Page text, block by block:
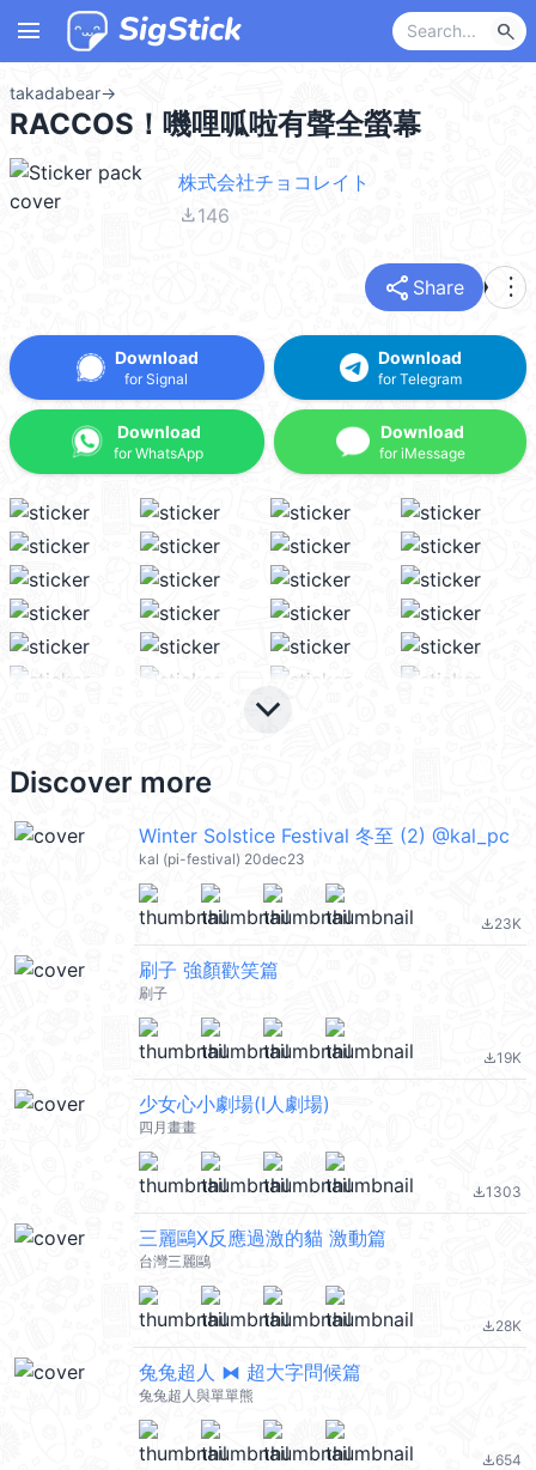
menu search
takadabear→
RACCOS！嘰哩呱啦有聲全螢幕
株式会社チョコレイト
file_download146
share Share more_vert
Download
for Signal
Download
for WhatsApp
Download
for Telegram
Download
for iMessage
keyboard_arrow_down
Discover more
Winter Solstice Festival 冬至 (2) @kal_pc
kal (pi-festival) 20dec23
file_download23K
刷子 強顏歡笑篇
刷子
file_download19K
少女心小劇場(I人劇場)
四月畫畫
file_download1303
三麗鷗X反應過激的貓 激動篇
台灣三麗鷗
file_download28K
兔兔超人 ⧓ 超大字問候篇
兔兔超人與單單熊
file_download654